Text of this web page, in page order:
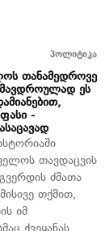
პოლიტიკა
თანამედროვე
ეს
-
თავდაცვის
ძმათა
თქმით,
იმ